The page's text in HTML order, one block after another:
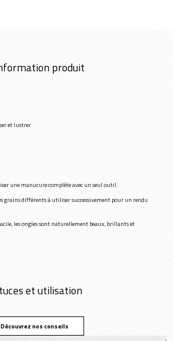
produit
et lustrer
une manucure complète avec un seul outil.
grains différents à utiliser successivement pour un rendu
les ongles sont naturellement beaux, brillants et
et utilisation
Découvrez nos conseils